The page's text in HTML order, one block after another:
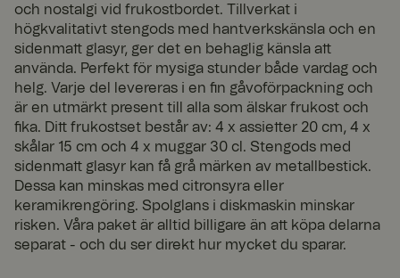
och nostalgi vid frukostbordet. Tillverkat i
högkvalitativt stengods med hantverkskänsla och en
sidenmatt glasyr, ger det en behaglig känsla att
använda. Perfekt för mysiga stunder både vardag och
helg. Varje del levereras i en fin gåvoförpackning och
är en utmärkt present till alla som älskar frukost och
fika. Ditt frukostset består av: 4 x assietter 20 cm, 4 x
skålar 15 cm och 4 x muggar 30 cl. Stengods med
sidenmatt glasyr kan få grå märken av metallbestick.
Dessa kan minskas med citronsyra eller
keramikrengöring. Spolglans i diskmaskin minskar
risken. Våra paket är alltid billigare än att köpa delarna
separat - och du ser direkt hur mycket du sparar.